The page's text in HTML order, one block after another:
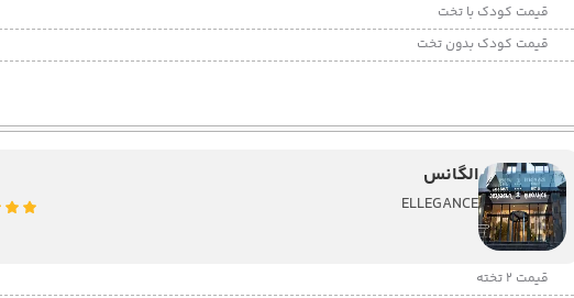
قیمت کودک با تخت
قیمت کودک بدون تخت
الگانس
ELLEGANCE
قیمت 2 تخته